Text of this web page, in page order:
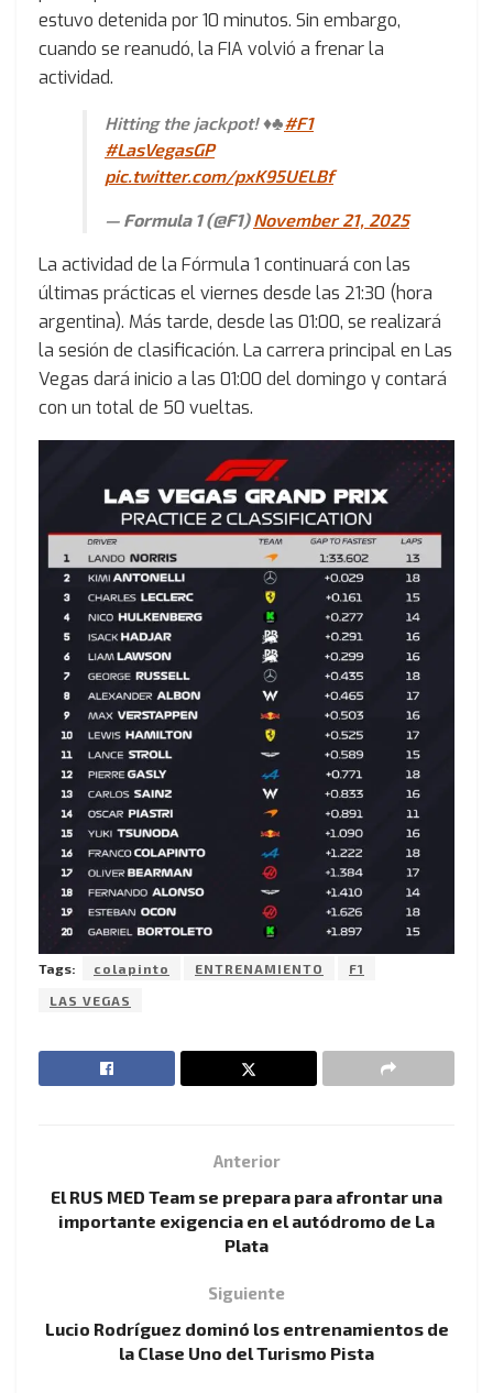
estuvo detenida por 10 minutos. Sin embargo,
cuando se reanudó, la FIA volvió a frenar la
actividad.
Hitting the jackpot! ♦️♣️#F1
#LasVegasGP
pic.twitter.com/pxK95UELBf
— Formula 1 (@F1)November 21, 2025
La actividad de la Fórmula 1 continuará con las
últimas prácticas el viernes desde las 21:30 (hora
argentina). Más tarde, desde las 01:00, se realizará
la sesión de clasificación. La carrera principal en Las
Vegas dará inicio a las 01:00 del domingo y contará
con un total de 50 vueltas.
Tags: colapinto ENTRENAMIENTO F1
LAS VEGAS
Anterior
El RUS MED Team se prepara para afrontar una
importante exigencia en el autódromo de La
Plata
Siguiente
Lucio Rodríguez dominó los entrenamientos de
la Clase Uno del Turismo Pista